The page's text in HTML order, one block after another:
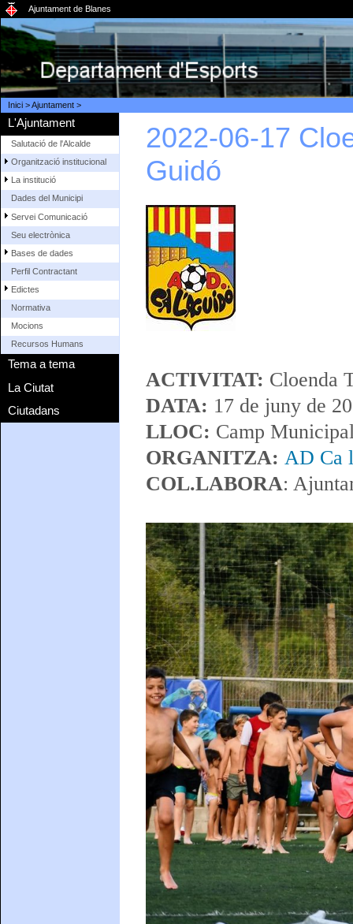
Ajuntament de Blanes
Inici>Ajuntament>
L'Ajuntament
Salutació de l'Alcalde
Organització institucional
La institució
Dades del Municipi
Servei Comunicació
Seu electrònica
Bases de dades
Perfil Contractant
Edictes
Normativa
Mocions
Recursos Humans
Tema a tema
La Ciutat
Ciutadans
2022-06-17
Guidó
ACTIVITAT: Cloenda
DATA: 17 de juny de
LLOC: Camp
ORGANITZA: AD Ca
COL.LABORA: